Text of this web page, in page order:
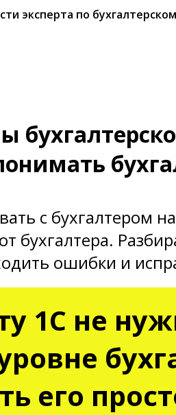
эксперта по
с бухгалтером
бухгалтера.
ошибки и
1С не
его